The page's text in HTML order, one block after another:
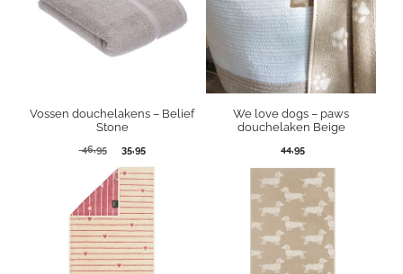
Vossen douchelakens – Belief
Stone
46,95
Oorspronkelijke
was:
46,95.
35,95Huidige
is:
35,95.
We love dogs – paws
douchelaken Beige
44,95